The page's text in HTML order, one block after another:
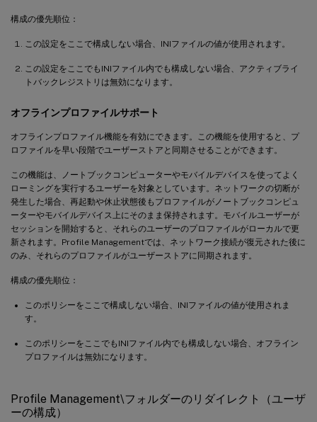
構成の優先順位：
この設定をここで構成しない場合、INIファイルの値が使用されます。
この設定をここでもINIファイル内でも構成しない場合、アクティブライ
トバックレジストリは無効になります。
オフラインプロファイルサポート
オフラインプロファイル機能を有効にできます。この機能を使用すると、プ
ロファイルを早い段階でユーザーストアと同期させることができます。
この機能は、ノートブックコンピューターやモバイルデバイスを使ってよく
ローミングを実行するユーザーを対象としています。ネットワークの切断が
発生した場合、再起動や休止状態後もプロファイルがノートブックコンピュ
ーターやモバイルデバイス上にそのまま保持されます。モバイルユーザーが
セッションを開始すると、それらのユーザーのプロファイルがローカルで更
新されます。Profile Managementでは、ネットワーク接続が復元された後に
のみ、それらのプロファイルがユーザーストアに同期されます。
構成の優先順位：
このポリシーをここで構成しない場合、INIファイルの値が使用されま
す。
このポリシーをここでもINIファイル内でも構成しない場合、オフライン
プロファイルは無効になります。
Profile Management\フォルダーのリダイレクト（ユーザ
ーの構成）